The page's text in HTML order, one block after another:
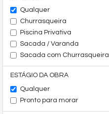
Qualquer
Churrasqueira
Piscina Privativa
Sacada / Varanda
Sacada com Churrasqueira
ESTÁGIO DA OBRA
Qualquer
Pronto para morar